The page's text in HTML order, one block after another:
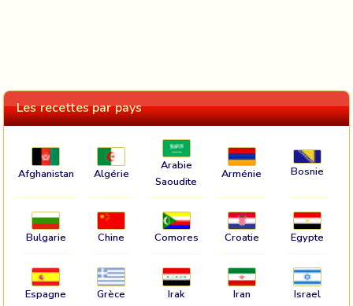
Les recettes par pays
Afghanistan Algérie
Arabie
Saoudite
Arménie Bosnie
Bulgarie Chine Comores Croatie Egypte
Espagne Grèce Irak Iran Israel